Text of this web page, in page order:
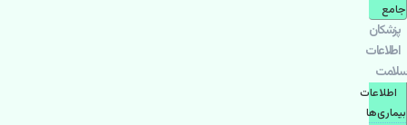
جامع
پزشكان
اطلاعات
سلامت
اطلاعات
بیماری‌ها